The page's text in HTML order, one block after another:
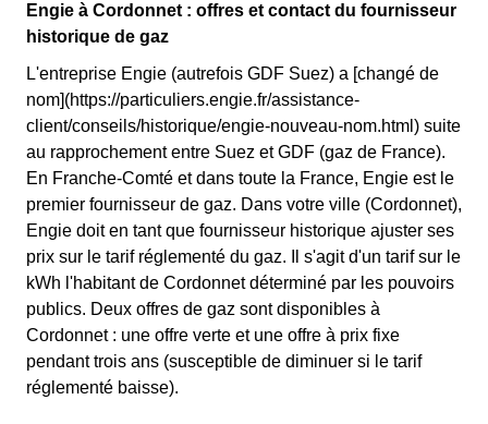
Engie à Cordonnet : offres et contact du fournisseur
historique de gaz
L'entreprise Engie (autrefois GDF Suez) a [changé de
nom](https://particuliers.engie.fr/assistance-
client/conseils/historique/engie-nouveau-nom.html) suite
au rapprochement entre Suez et GDF (gaz de France).
En Franche-Comté et dans toute la France, Engie est le
premier fournisseur de gaz. Dans votre ville (Cordonnet),
Engie doit en tant que fournisseur historique ajuster ses
prix sur le tarif réglementé du gaz. Il s'agit d'un tarif sur le
kWh l'habitant de Cordonnet déterminé par les pouvoirs
publics. Deux offres de gaz sont disponibles à
Cordonnet : une offre verte et une offre à prix fixe
pendant trois ans (susceptible de diminuer si le tarif
réglementé baisse).